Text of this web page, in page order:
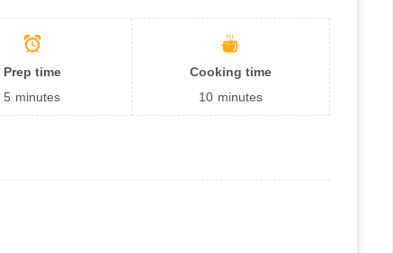
Prep time
5 minutes
Cooking time
10 minutes